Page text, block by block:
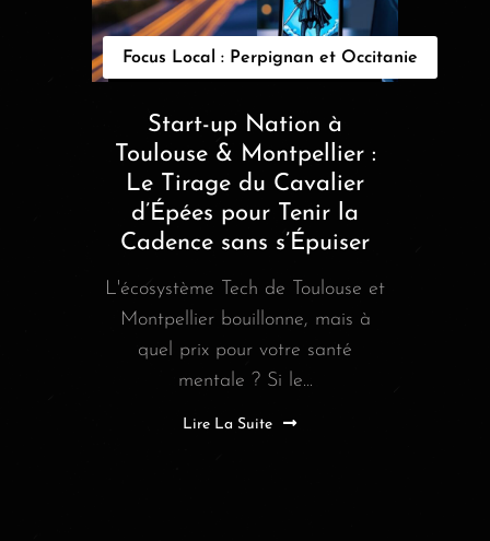
Focus Local : Perpignan et Occitanie
Start-up Nation à
Toulouse & Montpellier :
Le Tirage du Cavalier
d’Épées pour Tenir la
Cadence sans s’Épuiser
L'écosystème Tech de Toulouse et
Montpellier bouillonne, mais à
quel prix pour votre santé
mentale ? Si le...
Lire La Suite